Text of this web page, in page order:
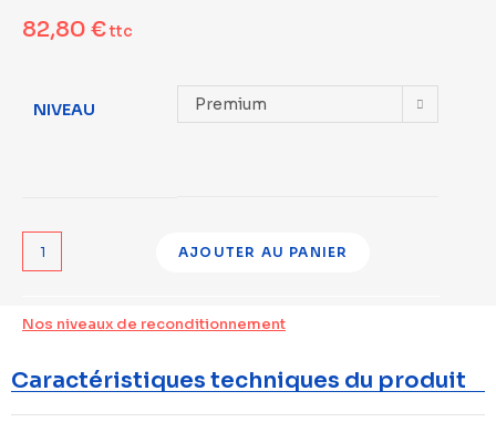
82,80 €ttc
NIVEAU Premium
AJOUTER AU PANIER
Nos niveaux de reconditionnement
Caractéristiques techniques du produit